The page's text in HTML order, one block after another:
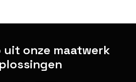
uit onze maatwerk